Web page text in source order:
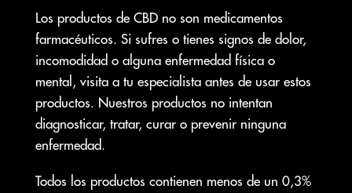
Los productos de CBD no son medicamentos
farmacéuticos. Si sufres o tienes signos de dolor,
incomodidad o alguna enfermedad física o
mental, visita a tu especialista antes de usar estos
productos. Nuestros productos no intentan
diagnosticar, tratar, curar o prevenir ninguna
enfermedad.
Todos los productos contienen menos de un 0,3%